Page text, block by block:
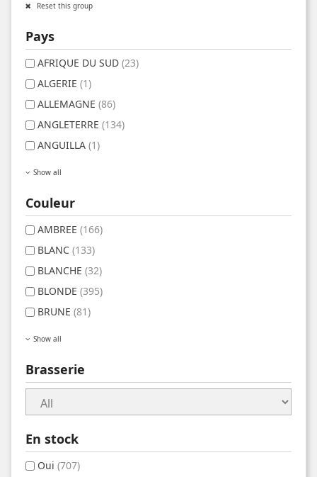
Reset this group
Pays
AFRIQUE DU SUD (23)
ALGERIE (1)
ALLEMAGNE (86)
ANGLETERRE (134)
ANGUILLA (1)
Show all
Couleur
AMBREE (166)
BLANC (133)
BLANCHE (32)
BLONDE (395)
BRUNE (81)
Show all
Brasserie
En stock
Oui (707)